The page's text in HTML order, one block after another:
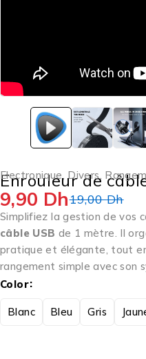
Electronique,Divers,
Enrouleur de
19,00Dh
9,90 Dh
Simplifiez la gestion de vos
câble USB de 1 mètre. Il
pratique et élégante, tout
rangement simple avec son
Color
Blanc Bleu Gris